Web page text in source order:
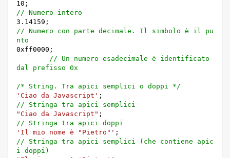
10
// Numero intero
3.14159
// Numero con parte decimale. Il simbolo è il pu
nto
0xff0000 ;
// Un numero esadecimale è identificato
dal prefisso 0x
/* String. Tra apici semplici o doppi */
'Ciao da Javascript'
// Stringa tra apici semplici
"Ciao da Javascript"
// Stringa tra apici doppi
'Il mio nome è "Pietro"'
// Stringa tra apici semplici (che contiene apic
i doppi)